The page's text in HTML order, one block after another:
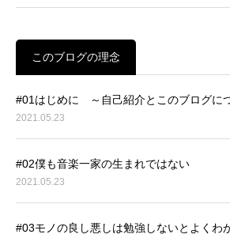
このブログの理念
#01はじめに ～自己紹介とこのブログに
2021.05.23
#02僕も音楽一家の生まれではない
2021.05.23
#03モノの良し悪しは勉強しないとよくわ